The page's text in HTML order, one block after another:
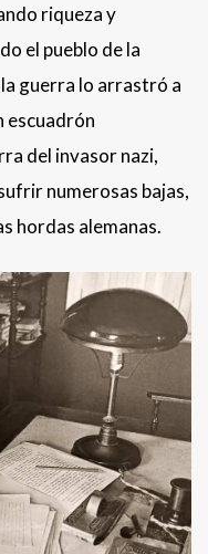
riqueza y
el pueblo de la
guerra lo arrastró a
escuadrón
del invasor nazi,
numerosas bajas,
hordas alemanas.